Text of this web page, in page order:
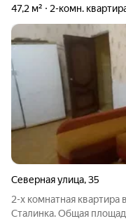
47,2 м² 2-комн.
Северная улица,35
2-х комнатная
Сталинка. Общая